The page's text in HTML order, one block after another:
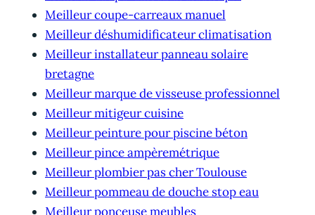
Meilleur coupe-carreaux manuel
Meilleur déshumidificateur climatisation
Meilleur installateur panneau solaire
bretagne
Meilleur marque de visseuse professionnel
Meilleur mitigeur cuisine
Meilleur peinture pour piscine béton
Meilleur pince ampèremétrique
Meilleur plombier pas cher Toulouse
Meilleur pommeau de douche stop eau
Meilleur ponceuse meubles